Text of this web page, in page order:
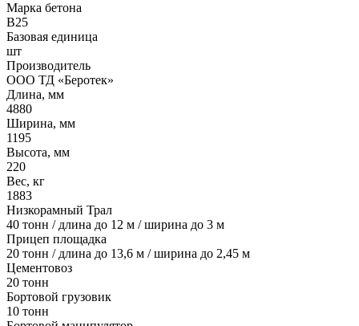
Марка бетона
B25
Базовая единица
шт
Производитель
ООО ТД «Беротек»
Длина, мм
4880
Ширина, мм
1195
Высота, мм
220
Вес, кг
1883
Низкорамный Трал
40 тонн / длина до 12 м / ширина до 3 м
Прицеп площадка
20 тонн / длина до 13,6 м / ширина до 2,45 м
Цементовоз
20 тонн
Бортовой грузовик
10 тонн